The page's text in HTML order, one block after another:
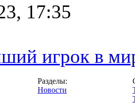
17:35
игрок в
Разделы:
Новости